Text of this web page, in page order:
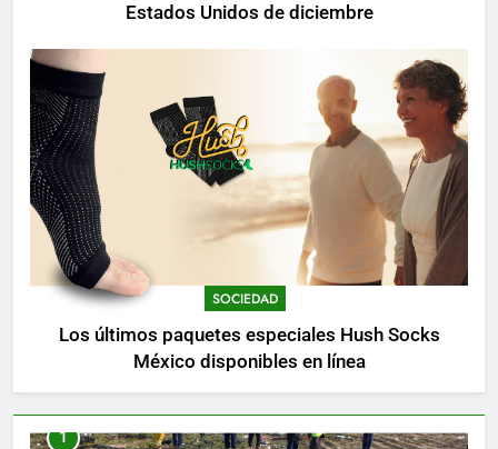
Estados Unidos de diciembre
SOCIEDAD
Los últimos paquetes especiales Hush Socks
México disponibles en línea
1